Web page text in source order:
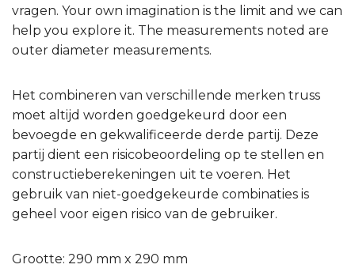
vragen. Your own imagination is the limit and we can
help you explore it. The measurements noted are
outer diameter measurements.
Het combineren van verschillende merken truss
moet altijd worden goedgekeurd door een
bevoegde en gekwalificeerde derde partij. Deze
partij dient een risicobeoordeling op te stellen en
constructieberekeningen uit te voeren. Het
gebruik van niet-goedgekeurde combinaties is
geheel voor eigen risico van de gebruiker.
Grootte: 290 mm x 290 mm